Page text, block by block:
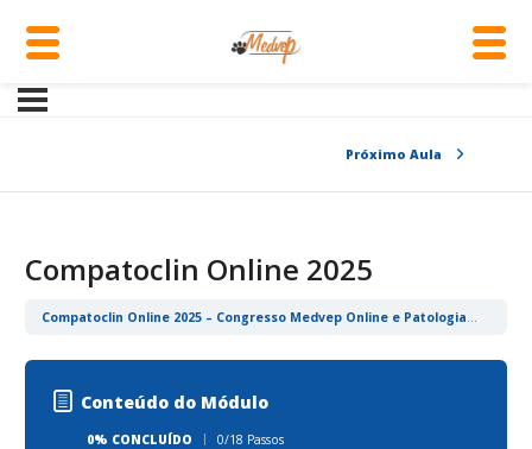
Próximo Aula
Compatoclin Online 2025
Compatoclin Online 2025 – Congresso Medvep Online e Patologia Clínica Veterinária
Conteúdo do Módulo
0% CONCLUÍDO 0/18 Passos